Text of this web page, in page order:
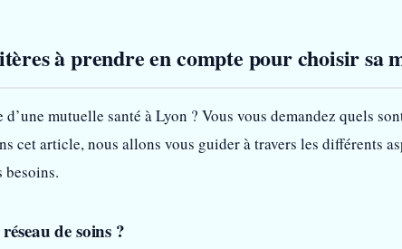
à prendre en compte pour choisir sa
d’une mutuelle santé à Lyon ? Vous vous demandez quels
cet article, nous allons vous guider à travers les différents
besoins.
de soins ?